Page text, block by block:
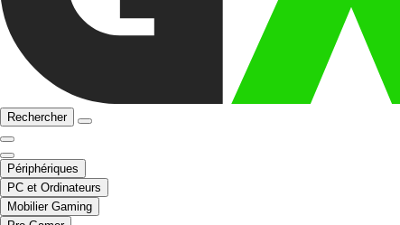
Rechercher
Périphériques
PC et Ordinateurs
Mobilier Gaming